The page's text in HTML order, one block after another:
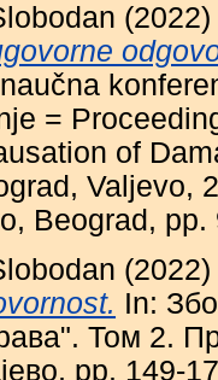
(2022)
=
of
Valjevo,
Beograd,
(2022)
In:
Том 2.
pp. 149-